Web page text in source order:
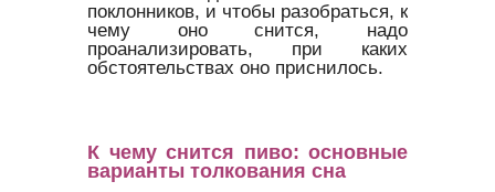
поклонников, и чтобы разобраться, к
чему оно снится, надо
проанализировать, при каких
обстоятельствах оно приснилось.
К чему снится пиво: основные
варианты толкования сна